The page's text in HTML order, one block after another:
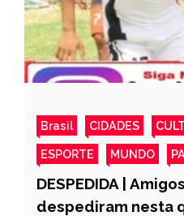
Brasil CIDADES
ESPORTE MUNDO
DESPEDIDA |
despediram nesta